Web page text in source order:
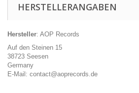
HERSTELLERANGABEN
Hersteller: AOP Records
Auf den Steinen 15
38723 Seesen
Germany
E-Mail: contact@aoprecords.de